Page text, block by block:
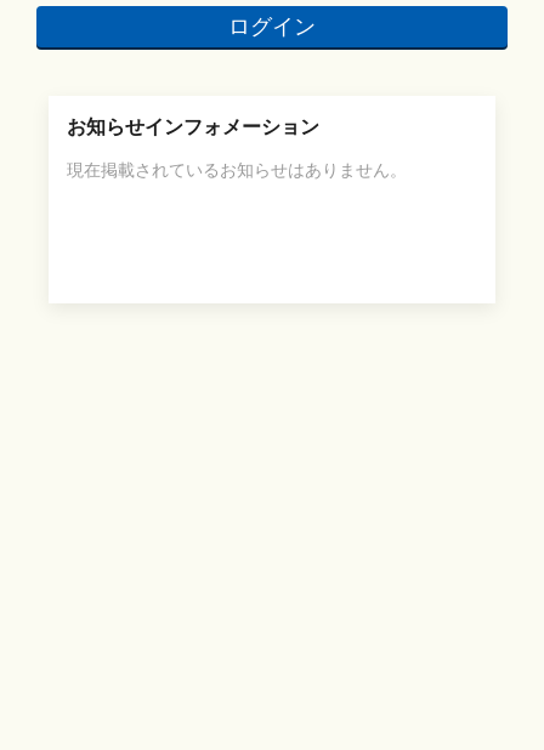
ログイン
お知らせインフォメーション
現在掲載されているお知らせはありません。